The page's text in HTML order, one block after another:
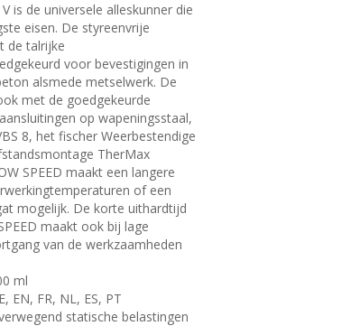
is de universele alleskunner die
eisen. De styreenvrije
de talrijke
voor bevestigingen in
alsmede metselwerk. De
met de goedgekeurde
op wapeningsstaal,
8, het fischer Weerbestendige
TherMax
SPEED maakt een langere
of een
mogelijk. De korte uithardtijd
maakt ook bij lage
van de werkzaamheden
ml
EN, FR, NL, ES, PT
statische belastingen